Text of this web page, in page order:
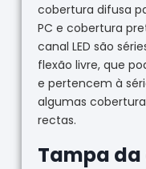
cobertura difusa
PC e cobertura
canal LED são
flexão livre, que
e pertencem à
algumas
rectas.
Tampa